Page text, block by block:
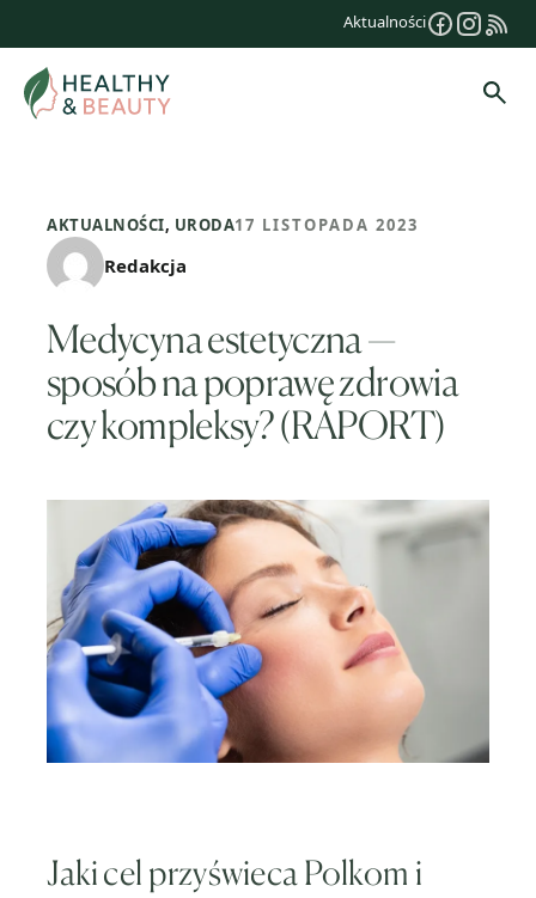
treści
Aktualności
AKTUALNOŚCI, URODA17 LISTOPADA 2023
Redakcja
Medycyna estetyczna —
sposób na poprawę zdrowia
czy kompleksy? (RAPORT)
Jaki cel przyświeca Polkom i